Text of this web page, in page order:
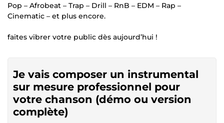
Pop – Afrobeat – Trap – Drill – RnB – EDM – Rap –
Cinematic – et plus encore.
faites vibrer votre public dès aujourd’hui !
Je vais composer un instrumental
sur mesure professionnel pour
votre chanson (démo ou version
complète)